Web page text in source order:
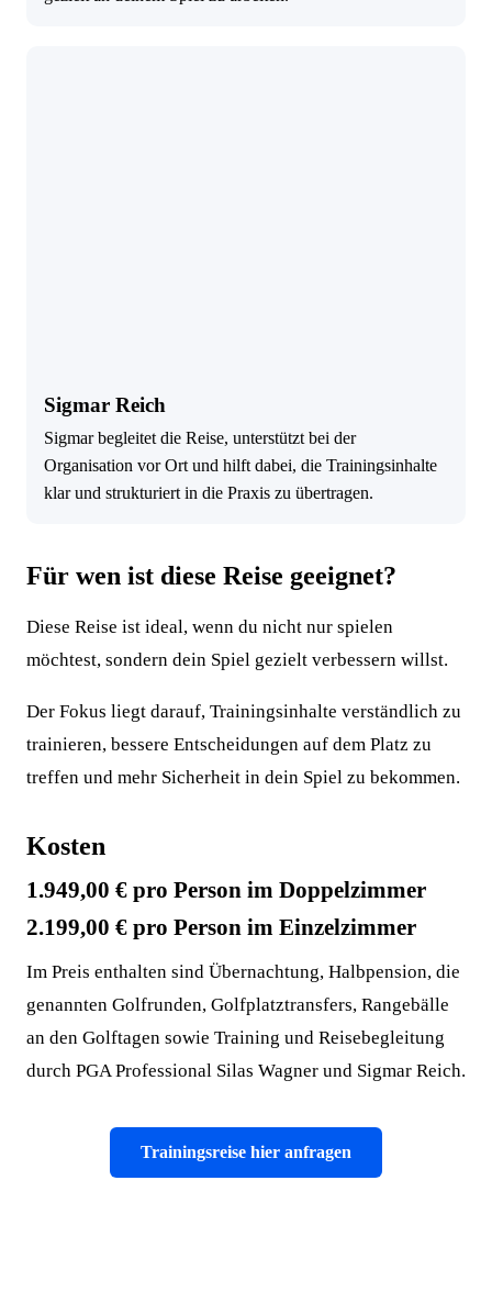
Sigmar Reich
Sigmar begleitet die Reise, unterstützt bei der
Organisation vor Ort und hilft dabei, die Trainingsinhalte
klar und strukturiert in die Praxis zu übertragen.
Für wen ist diese Reise geeignet?
Diese Reise ist ideal, wenn du nicht nur spielen
möchtest, sondern dein Spiel gezielt verbessern willst.
Der Fokus liegt darauf, Trainingsinhalte verständlich zu
trainieren, bessere Entscheidungen auf dem Platz zu
treffen und mehr Sicherheit in dein Spiel zu bekommen.
Kosten
1.949,00 € pro Person im Doppelzimmer
2.199,00 € pro Person im Einzelzimmer
Im Preis enthalten sind Übernachtung, Halbpension, die
genannten Golfrunden, Golfplatztransfers, Rangebälle
an den Golftagen sowie Training und Reisebegleitung
durch PGA Professional Silas Wagner und Sigmar Reich.
Trainingsreise hier anfragen